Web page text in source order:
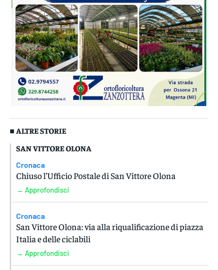
■ ALTRE STORIE
SAN VITTORE OLONA
Cronaca
Chiuso l’Ufficio Postale di San Vittore Olona
→ Approfondisci
Cronaca
San Vittore Olona: via alla riqualificazione di piazza
Italia e delle ciclabili
→ Approfondisci